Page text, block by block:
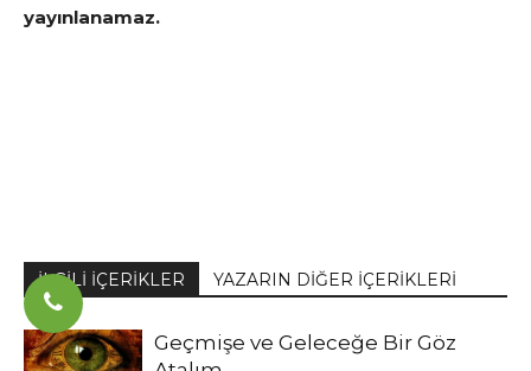
yayınlanamaz.
İLGİLİ İÇERİKLER YAZARIN DİĞER İÇERİKLERİ
Geçmişe ve Geleceğe Bir Göz